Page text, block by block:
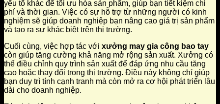
yếu tố khác để tối ưu hóa sản phẩm, giúp bạn tiết kiệm chi
phí và thời gian. Việc có sự hỗ trợ từ những người có kinh
nghiệm sẽ giúp doanh nghiệp bạn nâng cao giá trị sản phẩm
và tạo ra sự khác biệt trên thị trường.
Cuối cùng, việc hợp tác với xưởng may gia công bao tay
còn giúp tăng cường khả năng mở rộng sản xuất. Xưởng có
thể điều chỉnh quy trình sản xuất để đáp ứng nhu cầu tăng
cao hoặc thay đổi trong thị trường. Điều này không chỉ giúp
bạn duy trì tính cạnh tranh mà còn mở ra cơ hội phát triển lâu
dài cho doanh nghiệp.